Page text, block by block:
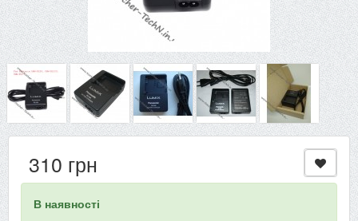
310 грн
В наявності